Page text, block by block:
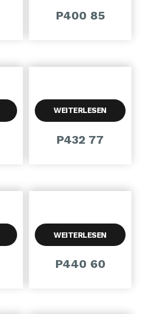
P400 85
WEITERLESEN
P432 77
WEITERLESEN
P440 60